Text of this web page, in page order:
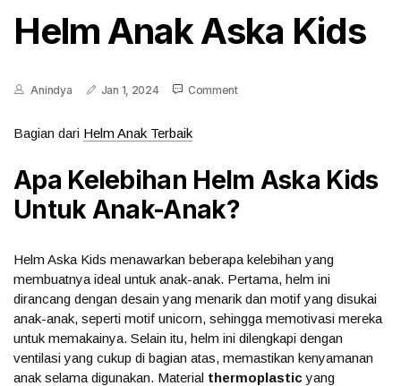
Helm Anak Aska Kids
Anindya Jan 1, 2024 Comment
Bagian dari Helm Anak Terbaik
Apa Kelebihan Helm Aska Kids
Untuk Anak-Anak?
Helm Aska Kids menawarkan beberapa kelebihan yang
membuatnya ideal untuk anak-anak. Pertama, helm ini
dirancang dengan desain yang menarik dan motif yang disukai
anak-anak, seperti motif unicorn, sehingga memotivasi mereka
untuk memakainya. Selain itu, helm ini dilengkapi dengan
ventilasi yang cukup di bagian atas, memastikan kenyamanan
anak selama digunakan. Material thermoplasticyang